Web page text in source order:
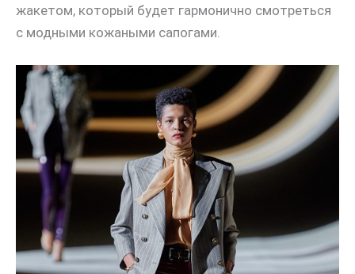
жакетом, который будет гармонично смотреться
с модными кожаными сапогами.